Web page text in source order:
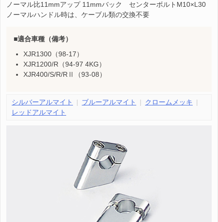
ノーマル比11mmアップ 11mmバック センターボルトM10×L30
ノーマルハンドル時は、ケーブル類の交換不要
適合車種（備考）
XJR1300（98-17）
XJR1200/R（94-97 4KG）
XJR400/S/R/RⅡ（93-08）
シルバーアルマイト ブルーアルマイト
クロームメッキ
レッドアルマイト